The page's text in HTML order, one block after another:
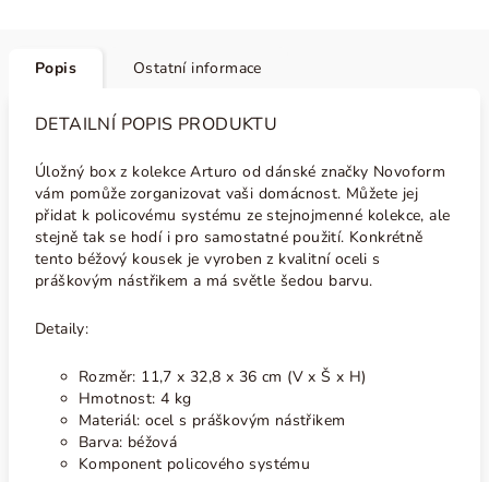
Popis Ostatní informace
DETAILNÍ POPIS PRODUKTU
Úložný box z kolekce Arturo od dánské značky Novoform
vám pomůže zorganizovat vaši domácnost. Můžete jej
přidat k policovému systému ze stejnojmenné kolekce, ale
stejně tak se hodí i pro samostatné použití. Konkrétně
tento béžový kousek je vyroben z kvalitní oceli s
práškovým nástřikem a má světle šedou barvu.
Detaily:
Rozměr: 11,7 x 32,8 x 36 cm (V x Š x H)
Hmotnost: 4 kg
Materiál: ocel s práškovým nástřikem
Barva: béžová
Komponent policového systému